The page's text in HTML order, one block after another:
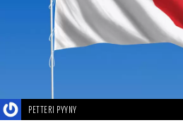
PETTERI PYYNY